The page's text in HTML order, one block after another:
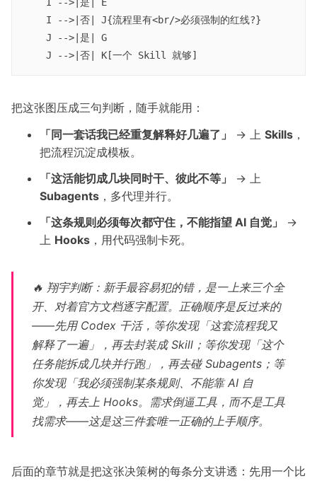
    I -->|是| E
    I -->|否| J{流程里有<br/>必须强制的红线?}
    J -->|是| G
把这张图压成三句判断，随手就能用：
「同一套话我已经重复解释好几遍了」
→ 上 Skills ，
把流程沉淀成模板。
「这活能切成几块同时干、彼此不等」
→ 上
Subagents ，多代理并行。
「这条规则必须每次都守住，不能指望 AI 自觉」
→
上 Hooks ，用代码强制卡死。
🔥 翔宇判断：新手最容易犯的错，是一上来三个全
开、对着官方文档逐字配置。正确顺序是反过来的
——先用 Codex 干活，等你发现「这套流程我又
解释了一遍」，再去封装成 Skill；等你发现「这个
任务能拆成几块并行跑」，再去碰 Subagents；等
你发现「我必须强制某条规则、不能靠 AI 自
觉」，再去上 Hooks。需求倒逼工具，而不是工具
找需求——这是这三件套唯一正确的上手顺序。
后面的章节就是把这张决策树的每条分支讲透：先用一个比